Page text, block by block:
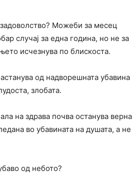
Можеби за месец
случај за една година, но не за
исчезнува по блискоста.
од надворешната убавина
злобата.
на здрава почва останува верна
во убавината на душата, а не
од небото?